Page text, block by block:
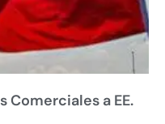
Comerciales a EE.